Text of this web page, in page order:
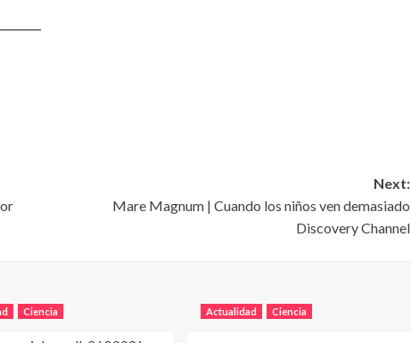
Next:
Mare Magnum | Cuando los niños ven demasiado
Discovery Channel
Ciencia Actualidad Ciencia